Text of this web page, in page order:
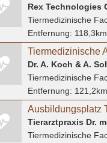
Rex Technologies
Tiermedizinische
Entfernung: 118,3km
Tiermedizinische
Tiermedizinische
Entfernung: 121,2km
Tierarztpraxis Dr.
Tiermedizinische